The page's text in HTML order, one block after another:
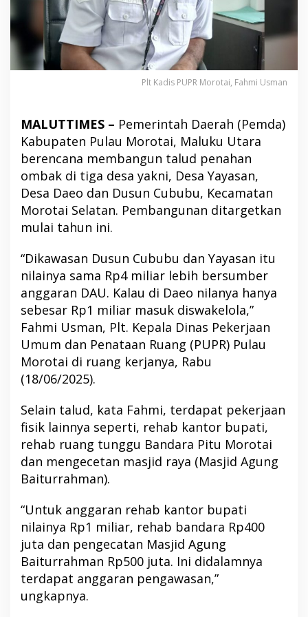
Plt Kadis PUPR Morotai, Fahmi Usman
MALUTTIMES – Pemerintah Daerah (Pemda)
Kabupaten Pulau Morotai, Maluku Utara
berencana membangun talud penahan
ombak di tiga desa yakni, Desa Yayasan,
Desa Daeo dan Dusun Cububu, Kecamatan
Morotai Selatan. Pembangunan ditargetkan
mulai tahun ini.
“Dikawasan Dusun Cububu dan Yayasan itu
nilainya sama Rp4 miliar lebih bersumber
anggaran DAU. Kalau di Daeo nilanya hanya
sebesar Rp1 miliar masuk diswakelola,”
Fahmi Usman, Plt. Kepala Dinas Pekerjaan
Umum dan Penataan Ruang (PUPR) Pulau
Morotai di ruang kerjanya, Rabu
(18/06/2025).
Selain talud, kata Fahmi, terdapat pekerjaan
fisik lainnya seperti, rehab kantor bupati,
rehab ruang tunggu Bandara Pitu Morotai
dan mengecetan masjid raya (Masjid Agung
Baiturrahman).
“Untuk anggaran rehab kantor bupati
nilainya Rp1 miliar, rehab bandara Rp400
juta dan pengecatan Masjid Agung
Baiturrahman Rp500 juta. Ini didalamnya
terdapat anggaran pengawasan,”
ungkapnya.